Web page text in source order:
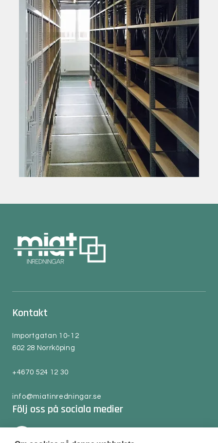
Kontakt
Importgatan 10-12
602 28 Norrköping
+4670 524 12 30
info@miatinredningar.se
Följ oss på sociala medier